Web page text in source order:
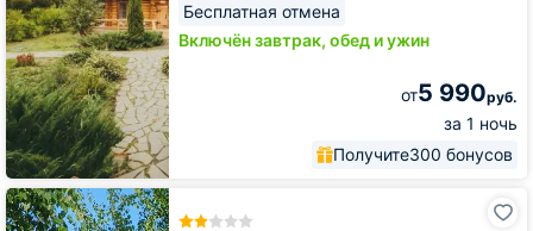
Бесплатная отмена
Включён завтрак, обед и ужин
от5 990руб.
за 1 ночь
Получите300 бонусов
Отель
Чеснава